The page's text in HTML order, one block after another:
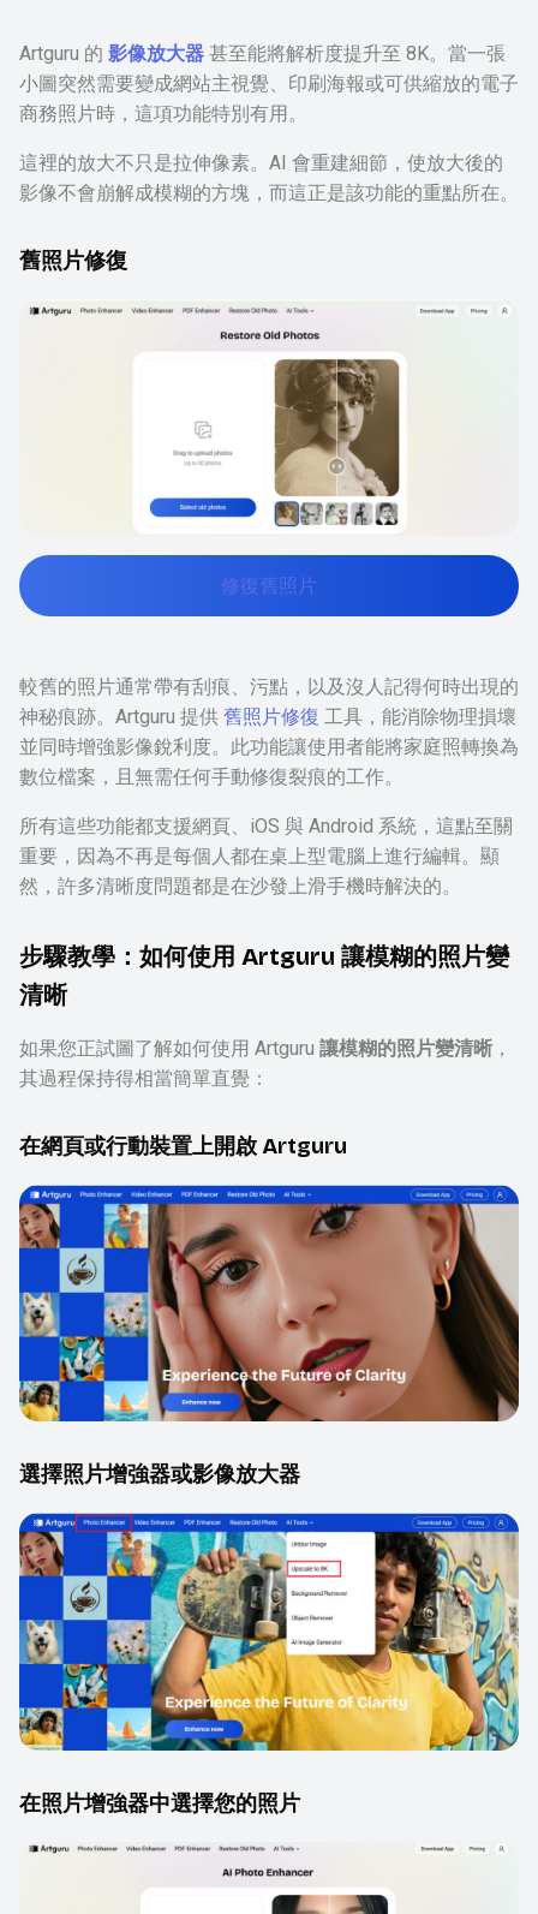
Artguru 的 影像放大器 甚至能將解析度提升至 8K。當一張
小圖突然需要變成網站主視覺、印刷海報或可供縮放的電子
商務照片時，這項功能特別有用。
這裡的放大不只是拉伸像素。AI 會重建細節，使放大後的
影像不會崩解成模糊的方塊，而這正是該功能的重點所在。
舊照片修復
修復舊照片
較舊的照片通常帶有刮痕、污點，以及沒人記得何時出現的
神秘痕跡。Artguru 提供 舊照片修復 工具，能消除物理損壞
並同時增強影像銳利度。此功能讓使用者能將家庭照轉換為
數位檔案，且無需任何手動修復裂痕的工作。
所有這些功能都支援網頁、iOS 與 Android 系統，這點至關
重要，因為不再是每個人都在桌上型電腦上進行編輯。顯
然，許多清晰度問題都是在沙發上滑手機時解決的。
步驟教學：如何使用 Artguru 讓模糊的照片變
清晰
如果您正試圖了解如何使用 Artguru 讓模糊的照片變清晰 ，
其過程保持得相當簡單直覺：
在網頁或行動裝置上開啟 Artguru
選擇照片增強器或影像放大器
在照片增強器中選擇您的照片